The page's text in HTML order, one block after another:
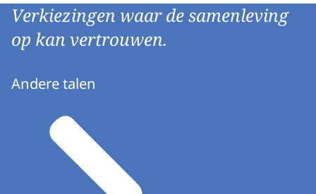
Verkiezingen waar de samenleving
op kan vertrouwen.
Andere talen